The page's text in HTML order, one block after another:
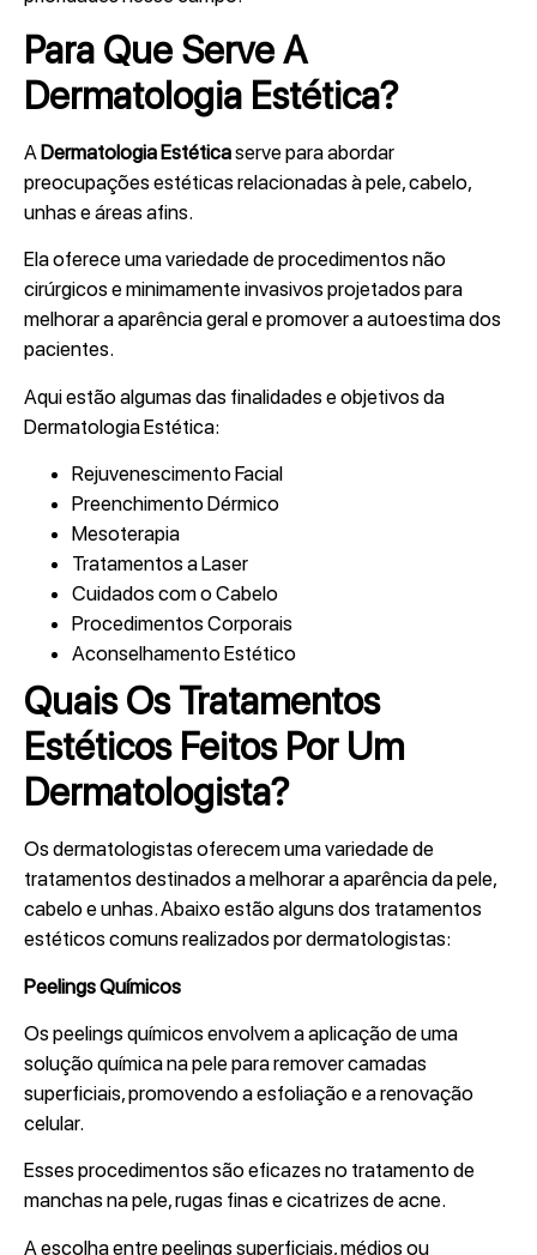
Para Que Serve A
Dermatologia Estética?
A Dermatologia Estéticaserve para abordar
preocupações estéticas relacionadas à pele, cabelo,
unhas e áreas afins.
Ela oferece uma variedade de procedimentos não
cirúrgicos e minimamente invasivos projetados para
melhorar a aparência geral e promover a autoestima dos
pacientes.
Aqui estão algumas das finalidades e objetivos da
Dermatologia Estética:
Rejuvenescimento Facial
Preenchimento Dérmico
Mesoterapia
Tratamentos a Laser
Cuidados com o Cabelo
Procedimentos Corporais
Aconselhamento Estético
Quais Os Tratamentos
Estéticos Feitos Por Um
Dermatologista?
Os dermatologistas oferecem uma variedade de
tratamentos destinados a melhorar a aparência da pele,
cabelo e unhas. Abaixo estão alguns dos tratamentos
estéticos comuns realizados por dermatologistas:
Peelings Químicos
Os peelings químicos envolvem a aplicação de uma
solução química na pele para remover camadas
superficiais, promovendo a esfoliação e a renovação
celular.
Esses procedimentos são eficazes no tratamento de
manchas na pele, rugas finas e cicatrizes de acne.
A escolha entre peelings superficiais, médios ou